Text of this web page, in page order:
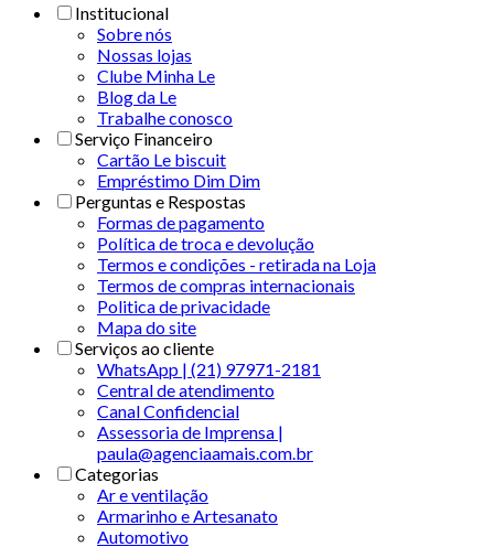
Institucional
Sobre nós
Nossas lojas
Clube Minha Le
Blog da Le
Trabalhe conosco
Serviço Financeiro
Cartão Le biscuit
Empréstimo Dim Dim
Perguntas e Respostas
Formas de pagamento
Política de troca e devolução
Termos e condições - retirada na Loja
Termos de compras internacionais
Politica de privacidade
Mapa do site
Serviços ao cliente
WhatsApp | (21) 97971-2181
Central de atendimento
Canal Confidencial
Assessoria de Imprensa |
paula@agenciaamais.com.br
Categorias
Ar e ventilação
Armarinho e Artesanato
Automotivo